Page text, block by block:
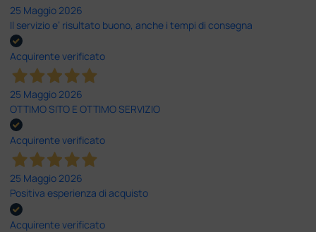
25 Maggio 2026
Il servizio e’ risultato buono, anche i tempi di consegna
Acquirente verificato
25 Maggio 2026
OTTIMO SITO E OTTIMO SERVIZIO
Acquirente verificato
25 Maggio 2026
Positiva esperienza di acquisto
Acquirente verificato